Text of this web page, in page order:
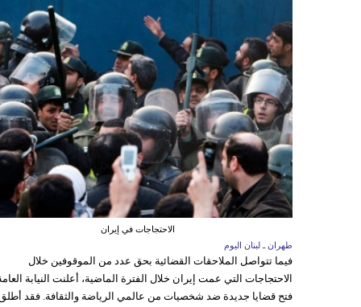
الاحتجاجات في إيران
طهران ـ لبنان اليوم
فيما تتواصل الملاحقات القضائية بحق عدد من الموقوفين خلال
الاحتجاجات التي عمت إيران خلال الفترة الماضية، أعلنت النيابة
فتح قضايا جديدة ضد شخصيات من عالمي الرياضة والثقافة. فقد